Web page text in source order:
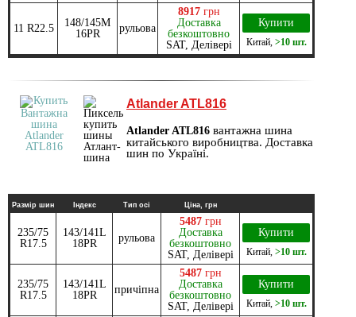
11 R22.5
148/145M
16PR
рульова
8917 грн
Доставка
безкоштовно
SAT, Делівері
Купити
Китай, >10 шт.
Atlander ATL816
Atlander ATL816 вантажна шина
китайського виробництва. Доставка
шин по Україні.
Размір шин Індекс Тип осі Ціна, грн
235/75
R17.5
143/141L
18PR
рульова
5487 грн
Доставка
безкоштовно
SAT, Делівері
Купити
Китай, >10 шт.
235/75
R17.5
143/141L
18PR
причіпна
5487 грн
Доставка
безкоштовно
SAT, Делівері
Купити
Китай, >10 шт.